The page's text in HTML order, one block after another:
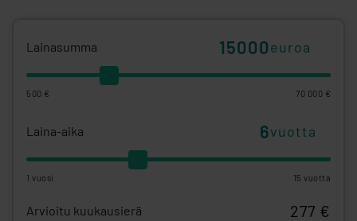
Lainasumma euroa
500 € 70 000 €
Laina-aika vuotta
1 vuosi 15 vuotta
Arvioitu kuukausierä 277 €